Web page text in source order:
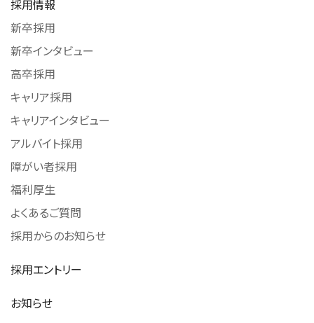
採用情報
新卒採用
新卒インタビュー
高卒採用
キャリア採用
キャリアインタビュー
アルバイト採用
障がい者採用
福利厚生
よくあるご質問
採用からのお知らせ
採用エントリー
お知らせ